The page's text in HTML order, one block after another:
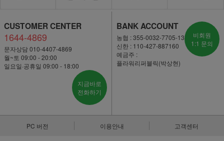
CUSTOMER CENTER
1644-4869
문자상담 010-4407-4869
월~토 09:00 - 20:00
일요일·공휴일 09:00 - 18:00
지금바로
전화하기
BANK ACCOUNT
농협 : 355-0032-7705-13
신한 : 110-427-887160
예금주 :
플라워리퍼블릭(박상현)
비회원
1:1 문의
PC 버전 이용안내 고객센터